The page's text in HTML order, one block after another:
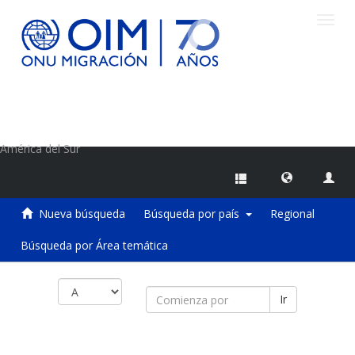
América del Sur
Nueva búsqueda Búsqueda por país Regional
Búsqueda por Área temática
Ir